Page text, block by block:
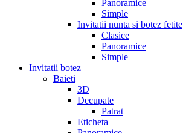
Panoramice
Simple
Invitatii nunta si botez fetite
Clasice
Panoramice
Simple
Invitatii botez
Baieti
3D
Decupate
Patrat
Eticheta